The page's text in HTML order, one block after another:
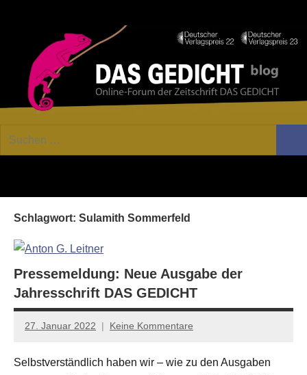
GEDICHT
Forum
von
Essay
und
Kritik
Suchen
Schlagwort: Sulamith Sommerfeld
Pressemeldung: Neue Ausgabe der
Jahresschrift DAS GEDICHT
27. Januar 2022
Jan-
Hornauer
Keine Kommentare
Selbstverständlich haben wir – wie zu den Ausgaben